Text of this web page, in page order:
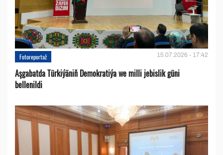
Fotoreportaž 15.07.2026 - 17:42
Aşgabatda Türkiýäniň Demokratiýa we milli jebislik güni
bellenildi